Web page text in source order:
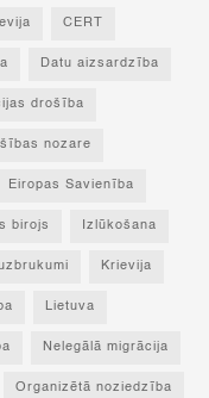
CERT
Datu aizsardzība
drošība
nozare
Eiropas Savienība
birojs Izlūkošana
Krievija
Lietuva
Nelegālā migrācija
Organizētā noziedzība